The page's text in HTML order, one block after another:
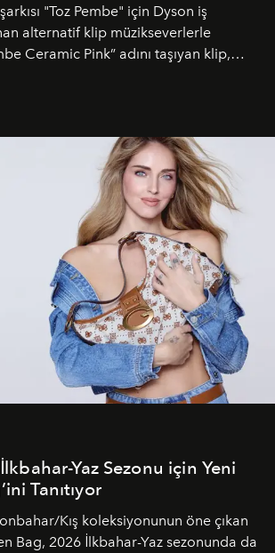
"Toz Pembe" için Dyson iş
alternatif klip müzikseverlerle
Ceramic Pink” adını taşıyan klip,
olarak öne çıkıyor.
Yaz Sezonu için Yeni
Tanıtıyor
Kış koleksiyonunun öne çıkan
Bag, 2026 İlkbahar-Yaz sezonunda da